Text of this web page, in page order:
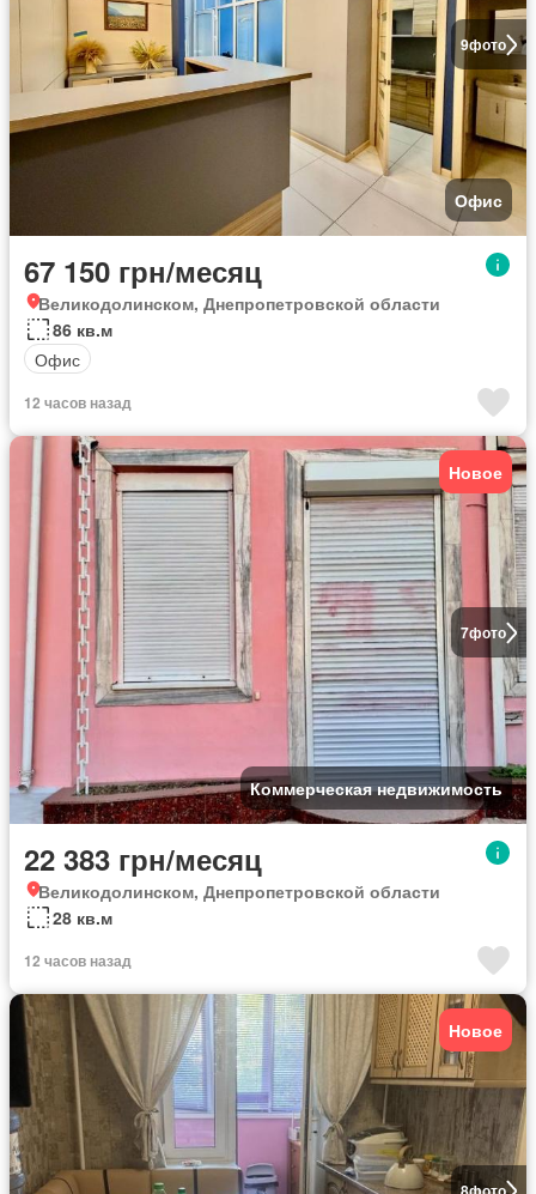
9фото
Офис
67 150 грн/месяц
Великодолинском, Днепропетровской области
86 кв.м
Офис
12 часов назад
7фото
Новое
Коммерческая недвижимость
22 383 грн/месяц
Великодолинском, Днепропетровской области
28 кв.м
12 часов назад
Новое